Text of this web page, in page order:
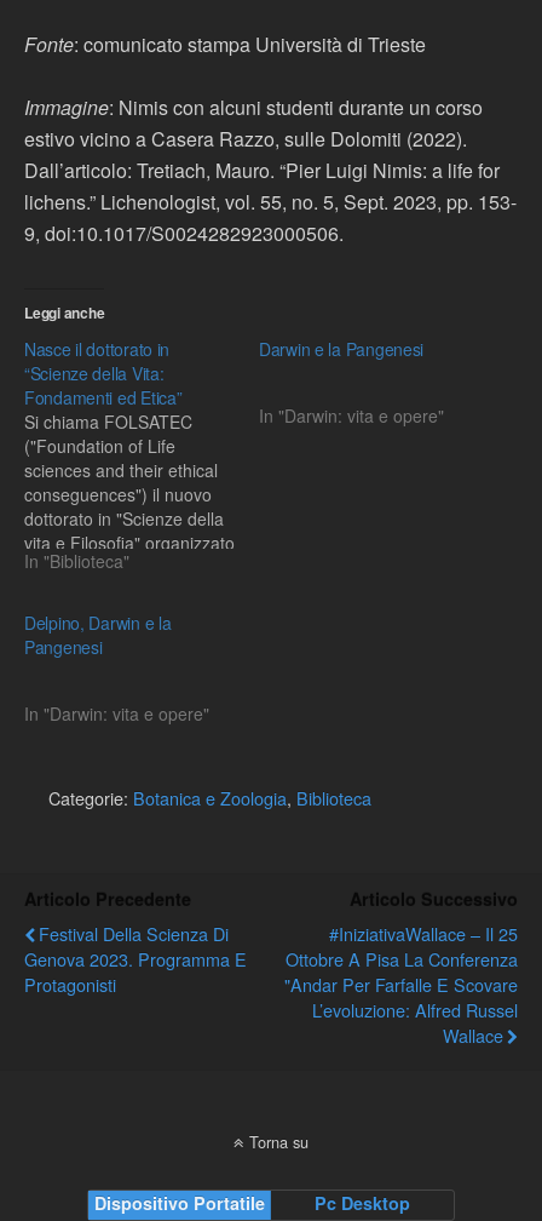
Fonte: comunicato stampa Università di Trieste
Immagine: Nimis con alcuni studenti durante un corso
estivo vicino aCasera Razzo, sulle Dolomiti (2022).
Dall’articolo: Tretiach, Mauro. “Pier Luigi Nimis: a life for
lichens.” Lichenologist, vol. 55, no. 5, Sept. 2023, pp. 153-
9, doi:10.1017/S0024282923000506.
Leggi anche
Nasce il dottorato in
“Scienze della Vita:
Fondamenti ed Etica”
Si chiama FOLSATEC
("Foundation of Life
sciences and their ethical
conseguences") il nuovo
dottorato in "Scienze della
vita e Filosofia" organizzato
dall'Università degli Studi di
con la SEMM, la Scuola
Europea di Medicina
Molecolare. Ma che cos'è?
nato per rispondere
In "Biblioteca"
Darwin e la Pangenesi
In "Darwin: vita e opere"
Delpino, Darwin e la
Pangenesi
In "Darwin: vita e opere"
Categorie: Botanica e Zoologia, Biblioteca
Articolo Precedente
Festival Della Scienza Di
Genova 2023. Programma E
Protagonisti
Articolo Successivo
#IniziativaWallace – Il 25
Ottobre A Pisa La Conferenza
"Andar Per Farfalle E Scovare
L’evoluzione: Alfred Russel
Wallace
Torna su
Dispositivo Portatile Pc Desktop